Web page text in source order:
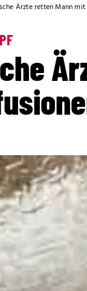
Ärzte retten Mann